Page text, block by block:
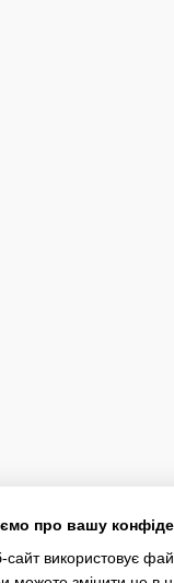
про вашу
використовує